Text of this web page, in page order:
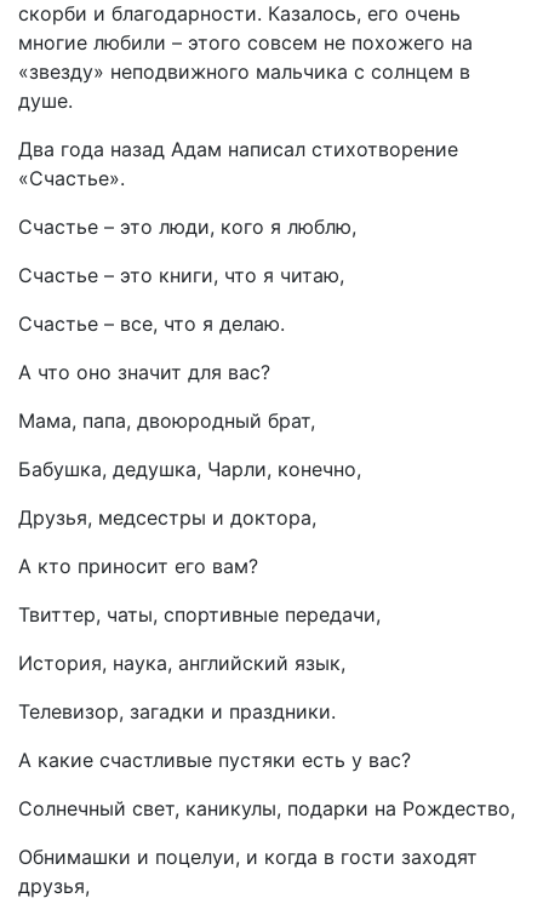
скорби и благодарности. Казалось, его очень
многие любили – этого совсем не похожего на
«звезду» неподвижного мальчика с солнцем в
душе.
Два года назад Адам написал стихотворение
«Счастье».
Счастье – это люди, кого я люблю,
Счастье – это книги, что я читаю,
Счастье – все, что я делаю.
А что оно значит для вас?
Мама, папа, двоюродный брат,
Бабушка, дедушка, Чарли, конечно,
Друзья, медсестры и доктора,
А кто приносит его вам?
Твиттер, чаты, спортивные передачи,
История, наука, английский язык,
Телевизор, загадки и праздники.
А какие счастливые пустяки есть у вас?
Cолнечный свет, каникулы, подарки на Рождество,
Обнимашки и поцелуи, и когда в гости заходят
друзья,